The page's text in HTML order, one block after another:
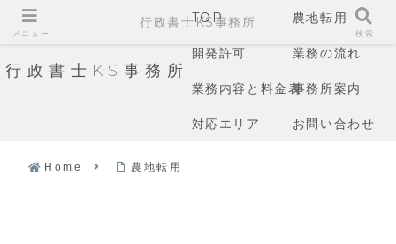
行政書士KS事務所
TOP 農地転用
開発許可 業務の流れ
業務内容と料金表事務所案内
対応エリア お問い合わせ
Home 農地転用
メニュー
行政書士KS事務所
検索